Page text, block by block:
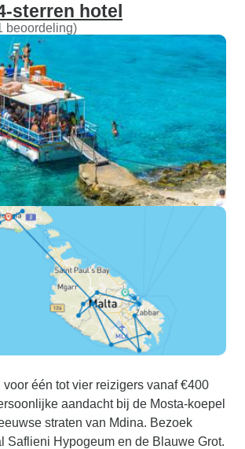
sterren hotel
beoordeling)
voor één tot vier reizigers vanaf €400
aandacht bij de Mosta-koepel
straten van Mdina. Bezoek
Saflieni Hypogeum en de Blauwe Grot.